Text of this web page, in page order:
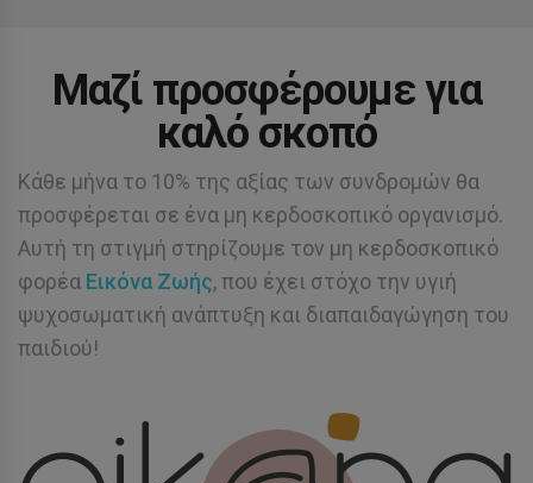
Μαζί προσφέρουμε για
καλό σκοπό
Κάθε μήνα το 10% της αξίας των συνδρομών θα
προσφέρεται σε ένα μη κερδοσκοπικό οργανισμό.
Αυτή τη στιγμή στηρίζουμε τον μη κερδοσκοπικό
φορέα Εικόνα Ζωής, που έχει στόχο την υγιή
ψυχοσωματική ανάπτυξη και διαπαιδαγώγηση του
παιδιού!